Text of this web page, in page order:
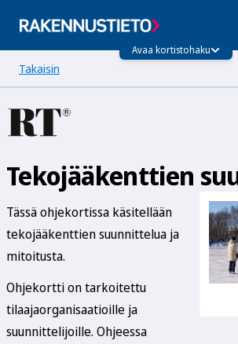
Avaa kortistohaku
Takaisin
Tekojääkenttien
Tässä ohjekortissa käsitellään
tekojääkenttien suunnittelua ja
mitoitusta.
Ohjekortti on tarkoitettu
tilaajaorganisaatioille ja
suunnittelijoille. Ohjeessa